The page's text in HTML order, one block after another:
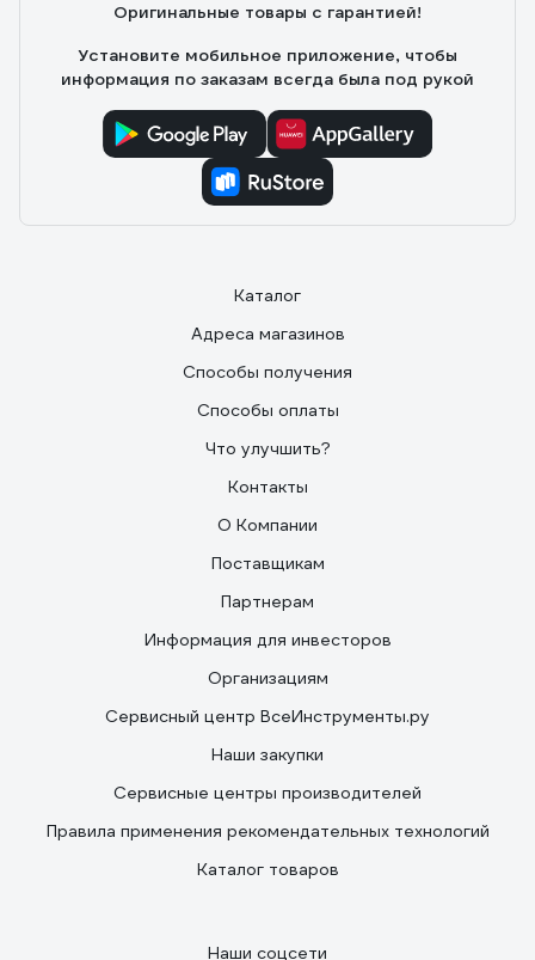
Оригинальные товары с гарантией!
Установите мобильное приложение, чтобы
информация по заказам всегда была под рукой
Каталог
Адреса магазинов
Способы получения
Способы оплаты
Что улучшить?
Контакты
О Компании
Поставщикам
Партнерам
Информация для инвесторов
Организациям
Сервисный центр ВсеИнструменты.ру
Наши закупки
Сервисные центры производителей
Правила применения рекомендательных технологий
Каталог товаров
Наши соцсети